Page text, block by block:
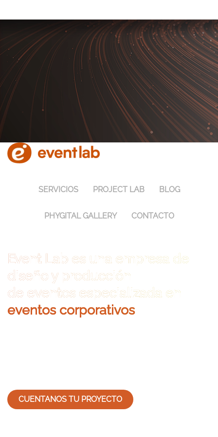
Skip to main content
SERVICIOS PROJECT LAB BLOG
PHYGITAL GALLERY CONTACTO
Event Lab es una empresa de
diseño y producción
de eventos especializada en
eventos corporativos
CUENTANOS TU PROYECTO